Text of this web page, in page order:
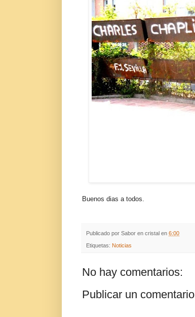
Buenos dias a todos.
Publicado por Sabor en cristal en 6:00
Etiquetas: Noticias
No hay comentarios:
Publicar un comentario